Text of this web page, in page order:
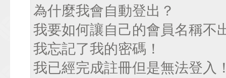
為什麼我會自動登出？
我要如何讓自己的會員名稱不
我忘記了我的密碼！
我已經完成註冊但是無法登入